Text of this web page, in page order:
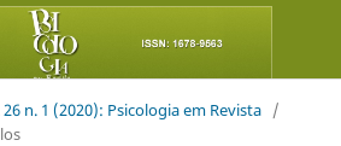
26 n. 1 (2020): Psicologia em Revista /